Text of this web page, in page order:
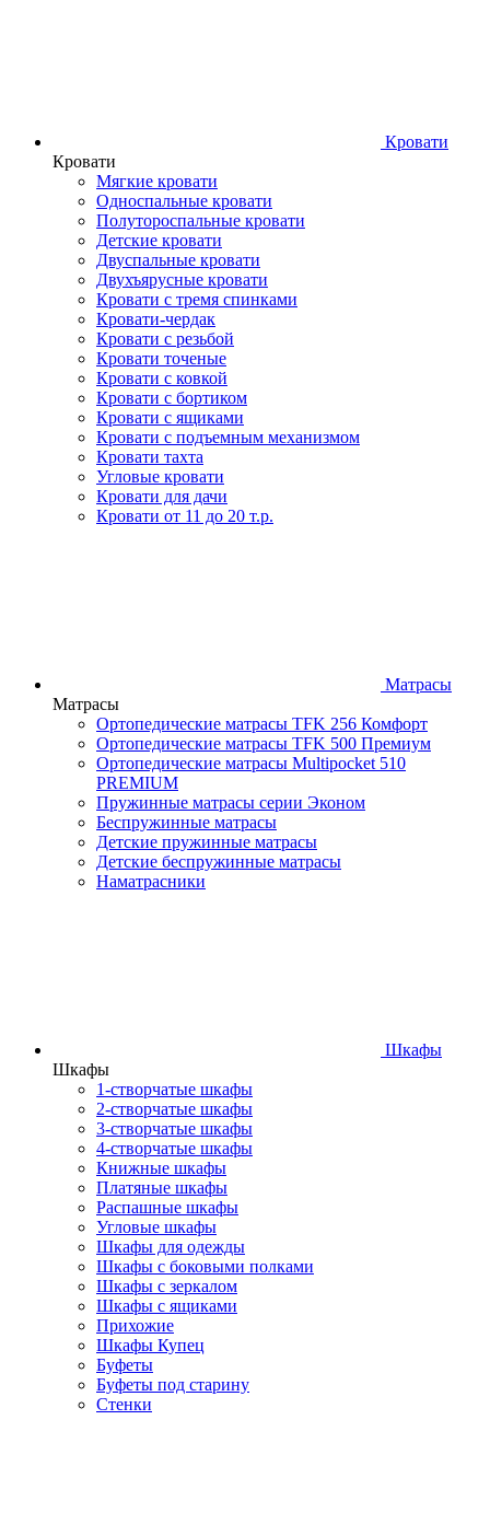
Кровати
Кровати
Мягкие кровати
Односпальные кровати
Полутороспальные кровати
Детские кровати
Двуспальные кровати
Двухъярусные кровати
Кровати с тремя спинками
Кровати-чердак
Кровати с резьбой
Кровати точеные
Кровати с ковкой
Кровати с бортиком
Кровати с ящиками
Кровати с подъемным механизмом
Кровати тахта
Угловые кровати
Кровати для дачи
Кровати от 11 до 20 т.р.
Матрасы
Матрасы
Ортопедические матрасы TFK 256 Комфорт
Ортопедические матрасы TFK 500 Премиум
Ортопедические матрасы Multipocket 510
PREMIUM
Пружинные матрасы серии Эконом
Беспружинные матрасы
Детские пружинные матрасы
Детские беспружинные матрасы
Наматрасники
Шкафы
Шкафы
1-створчатые шкафы
2-створчатые шкафы
3-створчатые шкафы
4-створчатые шкафы
Книжные шкафы
Платяные шкафы
Распашные шкафы
Угловые шкафы
Шкафы для одежды
Шкафы с боковыми полками
Шкафы с зеркалом
Шкафы с ящиками
Прихожие
Шкафы Купец
Буфеты
Буфеты под старину
Стенки